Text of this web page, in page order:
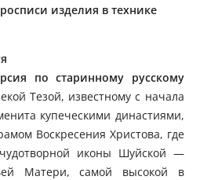
изделия в технике
по старинному русскому
Тезой, известному с начала
купеческими династиями,
Воскресения Христова, где
иконы Шуйской —
Матери, самой высокой в